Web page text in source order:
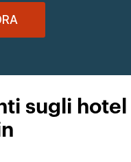
sugli hotel